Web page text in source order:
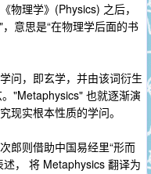
物理学》(Physics) 之后，
意思是“在物理学后面的书
问，即玄学，并由该词衍生
"Metaphysics" 也就逐渐演
现实根本性质的学问。
郎则借助中国易经里“形而
述， 将 Metaphysics 翻译为